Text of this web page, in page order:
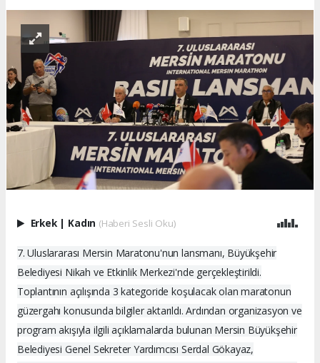
Erkek Kadın (Haberi Sesli Oku)
7. Uluslararası Mersin Maratonu'nun lansmanı, Büyükşehir
Belediyesi Nikah ve Etkinlik Merkezi'nde gerçekleştirildi.
Toplantının açılışında 3 kategoride koşulacak olan maratonun
güzergahı konusunda bilgiler aktarıldı. Ardından organizasyon ve
program akışıyla ilgili açıklamalarda bulunan Mersin Büyükşehir
Belediyesi Genel Sekreter Yardımcısı Serdal Gökayaz,